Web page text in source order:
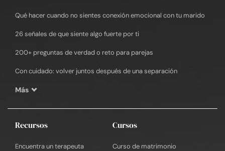
Qué hacer cuando no sientes conexión emocional con tu marido
26 señales de que siente algo fuerte por ti
200+ preguntas de verdad o reto para parejas
Con cuidado: volver juntos después de una separación
Más
Recursos
Encuentra un terapeuta
Cursos
Curso de matrimonio